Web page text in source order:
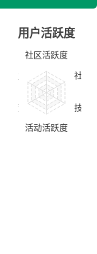
用户活跃度